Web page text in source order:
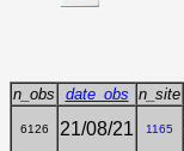
n_obs date_obs n_site
6126 21/08/21 1165